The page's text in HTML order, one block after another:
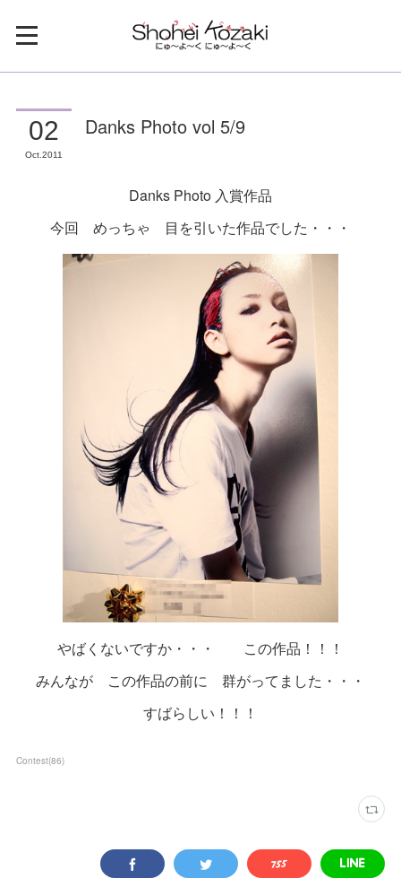
02
Oct 2011
Danks Photo vol 5/9
Danks Photo 入賞作品
今回 めっちゃ 目を引いた作品でした・・・
やばくないですか・・・ この作品！！！
みんなが この作品の前に 群がってました・・・
すばらしい！！！
Contest(86)